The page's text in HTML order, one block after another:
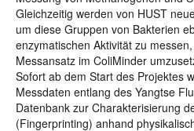
Gleichzeitig werden von HUST
um diese Gruppen von Bakterien
enzymatischen Aktivität zu
Messansatz im ColiMinder
Sofort ab dem Start des Projektes
Messdaten entlang des Yangtse
Datenbank zur Charakterisierung
(Fingerprinting) anhand